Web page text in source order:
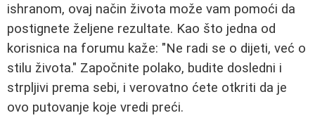
ishranom, ovaj način života može vam pomoći da
postignete željene rezultate. Kao što jedna od
korisnica na forumu kaže: "Ne radi se o dijeti, već o
stilu života." Započnite polako, budite dosledni i
strpljivi prema sebi, i verovatno ćete otkriti da je
ovo putovanje koje vredi preći.